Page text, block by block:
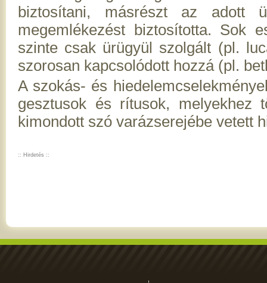
biztosítani, másrészt az adott
megemlékezést biztosította. Sok
szinte csak ürügyül szolgált (pl.
szorosan kapcsolódott hozzá (pl.
A szokás- és
gesztusok és rítusok, melyekhez
kimondott szó varázserejébe vetett
:: Hirdetés ::